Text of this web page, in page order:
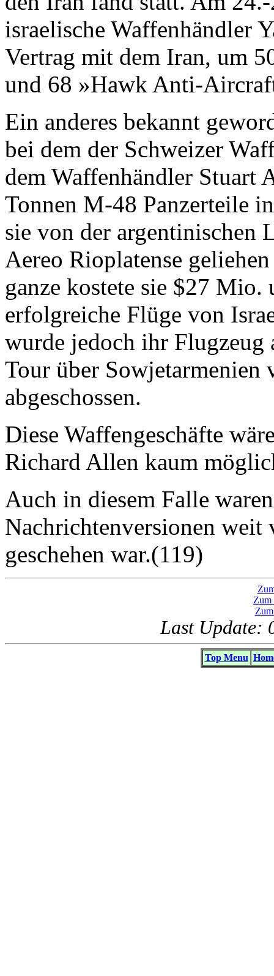
israelische Waffenhändler
Vertrag mit dem Iran, um
und 68 »Hawk Anti-
Ein anderes bekannt
bei dem der Schweizer
dem Waffenhändler Stuart
Tonnen M-48 Panzerteile
sie von der argentinischen
Aereo Rioplatense
ganze kostete sie $27 Mio.
erfolgreiche Flüge von
wurde jedoch ihr
Tour über Sowjetarmenien
abgeschossen.
Diese Waffengeschäfte
Richard Allen kaum
Auch in diesem Falle
Nachrichtenversionen
geschehen war.(119)
Zum
Last Update:
Top Menu